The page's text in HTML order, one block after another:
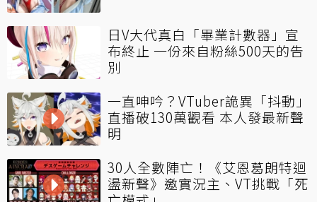
日V大代真白「畢業計數器」宣
布終止 一份來自粉絲500天的告
別
一直呻吟？VTuber詭異「抖動」
直播破130萬觀看 本人發最新聲
明
30人全數陣亡！《艾恩葛朗特迴
盪新聲》邀實況主、VT挑戰「死